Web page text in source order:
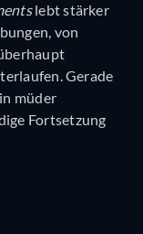
lebt stärker
von
Gerade
müder
Fortsetzung